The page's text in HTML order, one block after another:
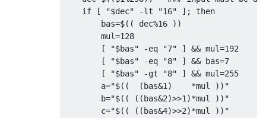
if
[ "$dec" -lt "16" ];
then
        bas
=$(( dec%16
))
        mul
=128
[
"$bas" -eq "7" ] && mul=192
[
"$bas" -eq "8" ] && bas=7
[
"$bas" -gt "8" ] && mul=255
        a
="$((  (bas&1)    *mul ))"
        b
="$(( ((bas&2)>>1)*mul ))"
        c
="$(( ((bas&4)>>2)*mul ))"